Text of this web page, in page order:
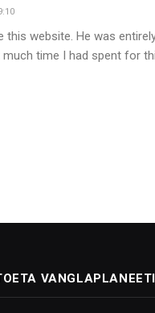
this website. He was
time I had spent for
VANGLAPLANEETI